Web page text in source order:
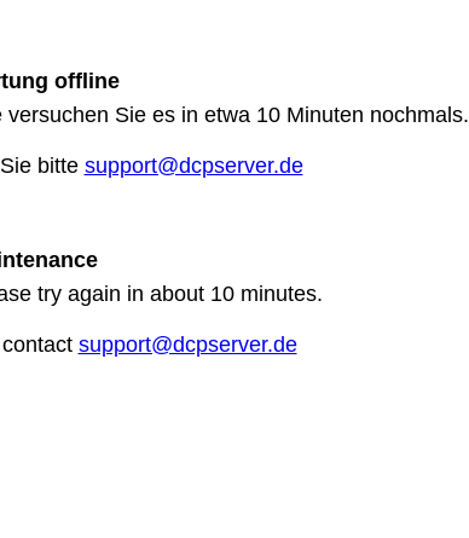
offline
Sie es in etwa 10 Minuten nochmals.
bitte support@dcpserver.de
try again in about 10 minutes.
support@dcpserver.de